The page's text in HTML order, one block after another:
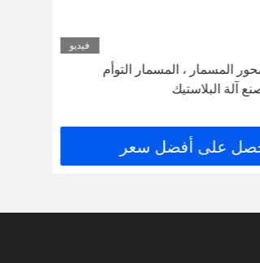
فيديو
المسمار ، المسمار التوأم
آلة البلاستيك
على أفضل سعر